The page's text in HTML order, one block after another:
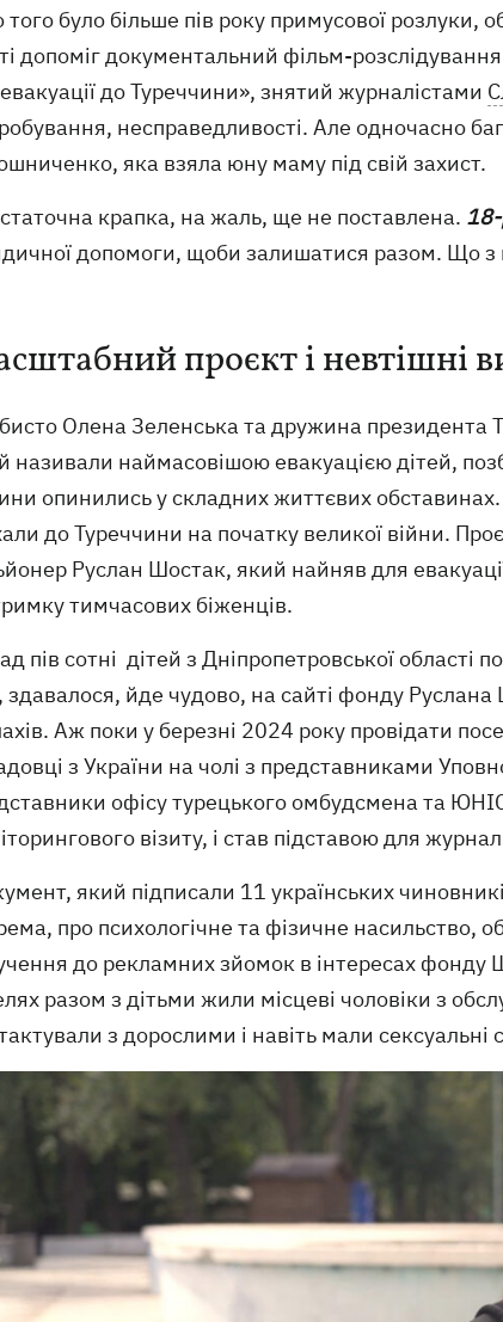
того було більше пів року примусової розлуки,
допоміг документальний фільм-
до Туреччини», знятий журналістами
несправедливості. Але одночасно
яка взяла юну маму під свій захист.
крапка, на жаль, ще не поставлена. 18-
допомоги, щоби залишатися разом. Що з
проєкт і невтішні
Олена Зеленська та дружина президента
називали наймасовішою евакуацією дітей,
опинились у складних життєвих обставинах.
до Туреччини на початку великої війни.
Руслан Шостак, який найняв для
тимчасових біженців.
пів сотні дітей з Дніпропетровської області
здавалося, йде чудово, на сайті фонду
Аж поки у березні 2024 року провідати
з України на чолі з представниками
офісу турецького омбудсмена та
візиту, і став підставою для
який підписали 11 українських
про психологічне та фізичне
до рекламних зйомок в інтересах
разом з дітьми жили місцеві чоловіки з
з дорослими і навіть мали